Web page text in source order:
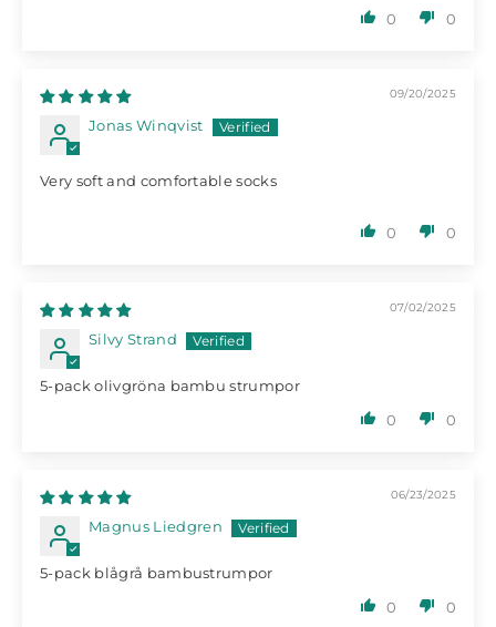
0
0
09/20/2025
Jonas Winqvist
Very soft and comfortable socks
0 0
07/02/2025
Silvy Strand
5-pack olivgröna bambu strumpor
0
0
06/23/2025
Magnus Liedgren
5-pack blågrå bambustrumpor
0
0